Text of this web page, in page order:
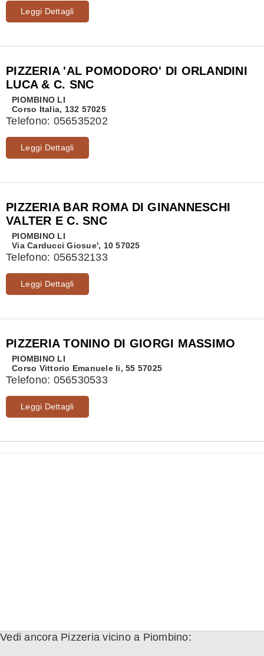
Leggi Dettagli
PIZZERIA 'AL POMODORO' DI ORLANDINI
LUCA & C. SNC
PIOMBINO LI
Corso Italia, 132 57025
Telefono: 056535202
Leggi Dettagli
PIZZERIA BAR ROMA DI GINANNESCHI
VALTER E C. SNC
PIOMBINO LI
Via Carducci Giosue', 10 57025
Telefono: 056532133
Leggi Dettagli
PIZZERIA TONINO DI GIORGI MASSIMO
PIOMBINO LI
Corso Vittorio Emanuele Ii, 55 57025
Telefono: 056530533
Leggi Dettagli
Vedi ancora Pizzeria vicino a Piombino: